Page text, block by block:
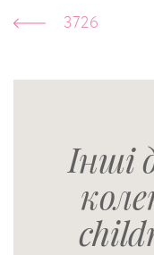
3726
Інші